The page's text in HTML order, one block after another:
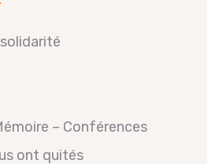
– Conférences
ont quités